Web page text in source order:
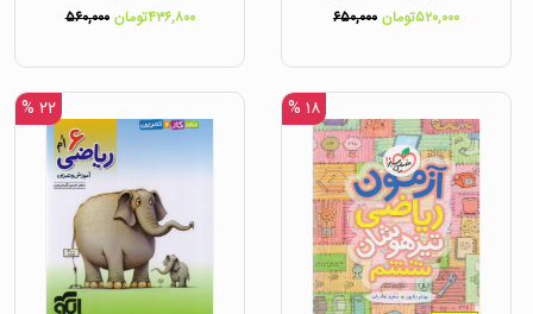
انتشارات مهروماه
۵۲۰,۰۰۰تومان ۶۵۰,۰۰۰
۴۳۶,۸۰۰تومان
۵۶۰,۰۰۰
۱۸ % ۲۲ %